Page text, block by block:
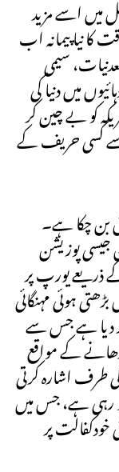
میں اسے مزید
نیا پیمانہ اب
سیمی
میں دنیا کی
کو بے چین کر
سے کسی حریف کے
بن چکا ہے۔
پوزیشن
ذریعے یورپ پر
ہوئی مہنگائی
کر دیا ہے جس سے
کے مواقع
طرف اشارہ کرتی
رہی ہے، جس میں
خودکفالت پر